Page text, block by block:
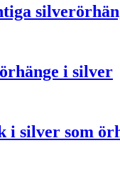
i silver
i silver som